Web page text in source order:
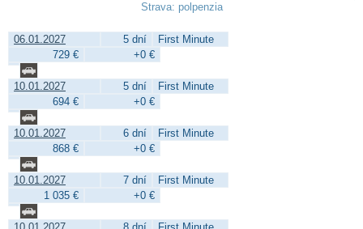
Strava: polpenzia
06.01.2027 5 dní
First Minute
729 €
+0 €
10.01.2027 5 dní
First Minute
694 €
+0 €
10.01.2027 6 dní
First Minute
868 €
+0 €
10.01.2027 7 dní
First Minute
1 035 €
+0 €